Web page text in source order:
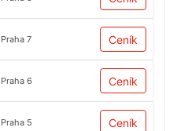
Praha 7 Ceník
Praha 6 Ceník
Praha 5 Ceník